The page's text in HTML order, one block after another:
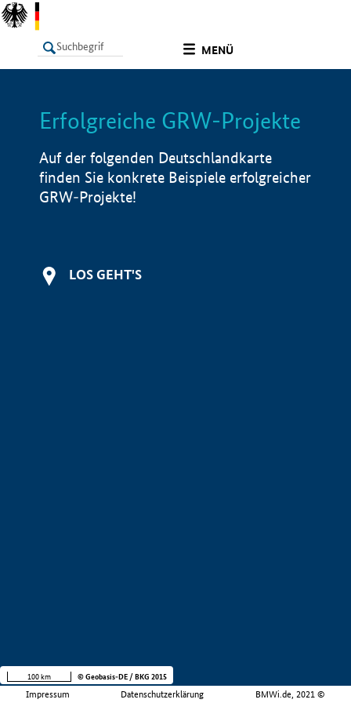
MENÜ
LISTE Info
Erfolgreiche GRW-Projekte
Auf der folgenden Deutschlandkarte
finden Sie konkrete Beispiele erfolgreicher
GRW-Projekte!
LOS GEHT'S
Impressum Datenschutzerklärung BMWi.de, 2021 ©
100 km © Geobasis-DE / BKG 2015